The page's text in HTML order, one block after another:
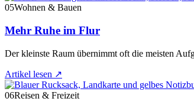
05Wohnen & Bauen
Mehr Ruhe im Flur
Der kleinste Raum übernimmt oft die meisten
Artikel lesen ↗
06Reisen & Freizeit